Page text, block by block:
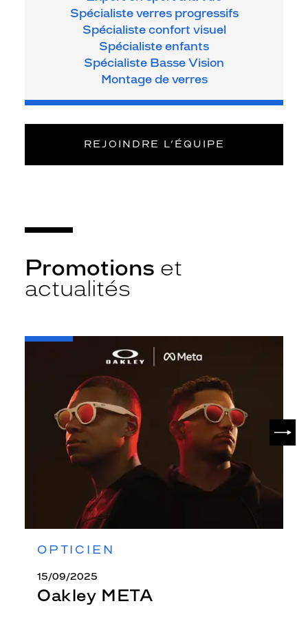
Spécialiste verres progressifs
Spécialiste confort visuel
Spécialiste enfants
Spécialiste Basse Vision
Montage de verres
REJOINDRE L’ÉQUIPE
Promotions et
actualités
OPTICIEN
15/09/2025
Oakley META
-